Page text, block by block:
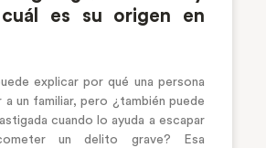
es su origen en
explicar por qué una persona
un familiar, pero ¿también puede
cuando lo ayuda a escapar
un delito grave? Esa